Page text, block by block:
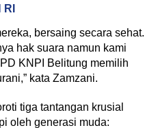
bersaing secara sehat.
hak suara namun kami
KNPI Belitung memilih
kata Zamzani.
tiga tantangan krusial
oleh generasi muda: